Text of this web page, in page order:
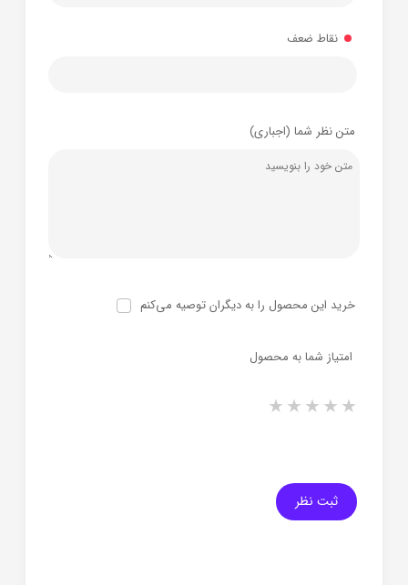
نقاط ضعف
متن نظر شما (اجباری)
خرید این محصول را به دیگران توصیه می‌کنم
امتیاز شما به محصول
5 stars
4 stars
3 stars
2 stars
ثبت نظر